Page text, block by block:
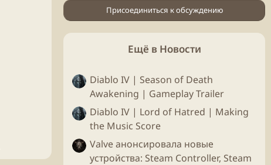
Присоединиться к обсуждению
Ещё в Новости
Diablo IV | Season of Death
Awakening | Gameplay Trailer
Diablo IV | Lord of Hatred | Making
the Music Score
Valve анонсировала новые
устройства: Steam Controller, Steam